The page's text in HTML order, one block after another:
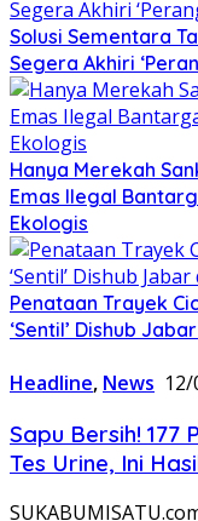
Solusi Sementara
Segera Akhiri
Hanya Merekah
Emas Ilegal
Ekologis
Penataan Trayek
‘Sentil’ Dishub
Headline, News
Sapu Bersih! 177
Tes Urine, Ini